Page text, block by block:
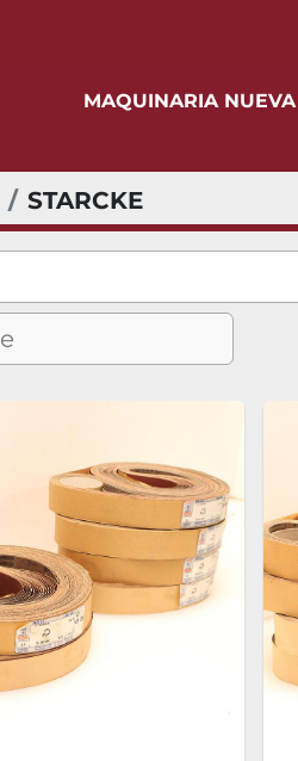
MAQUINARIA NUEVA
STARCKE